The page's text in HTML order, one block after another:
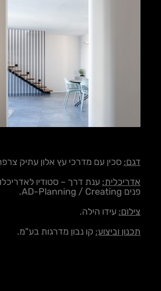
דגם: סכין עם מדרכי עץ אלון עתיק
אדריכלית: ענת דרך – סטודיו
פנים AD-Planning / Creating.
צילום: עידו הילה.
תכנון וביצוע: קו נבון מדרגות בע"מ.